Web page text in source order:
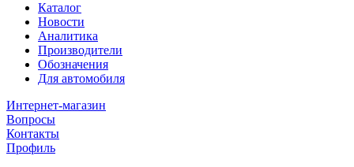
Каталог
Новости
Аналитика
Производители
Обозначения
Для автомобиля
Интернет-магазин
Вопросы
Контакты
Профиль